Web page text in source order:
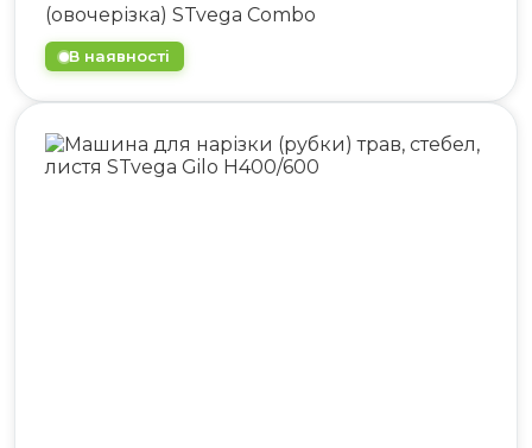
(овочерізка) STvega Combo
В наявності